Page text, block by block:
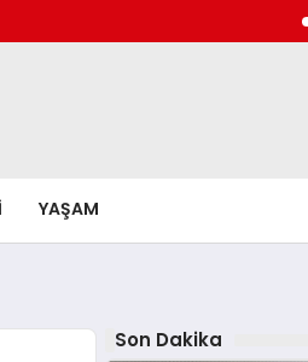
YAŞAM
Son Dakika